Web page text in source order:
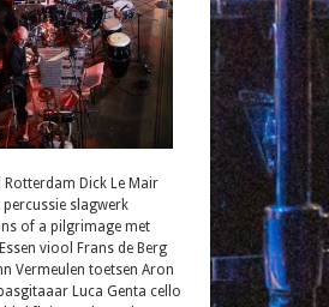
Rotterdam Dick Le Mair
slagwerk
of a pilgrimage met
viool Frans de Berg
Vermeulen toetsen Aron
Luca Genta cello